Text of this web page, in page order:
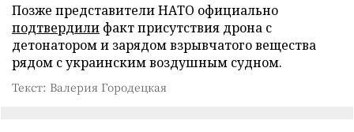
Позже представители НАТО официально
подтвердили факт присутствия дрона с
детонатором и зарядом взрывчатого вещества
рядом с украинским воздушным судном.
Текст: Валерия Городецкая